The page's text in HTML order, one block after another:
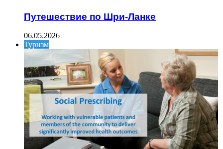
Путешествие по Шри-Ланке
06.05.2026
Туризм